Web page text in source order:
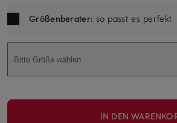
Größenberater: so passt es perfekt
Bitte Größe wählen
IN DEN